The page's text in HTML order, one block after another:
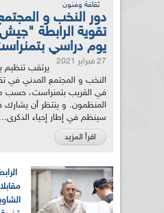
ثقافة وفنون
دور النخب و
تقوية الرابطة
يوم دراسي
27 فبراير 2021
يرتقب
النخب و المجتمع المدني في
في القريب بتمنراست، حسب
المنظمون. و ينتظر أن يشارك
سينظم في إطار إحياء الذكرى...
اقرأ المزيد